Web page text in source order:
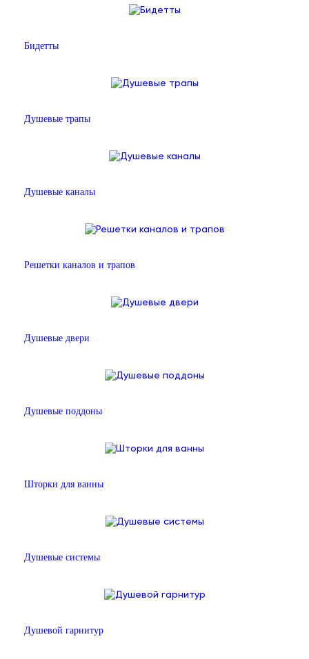
Бидетты
Душевые трапы
Душевые каналы
Решетки каналов и трапов
Душевые двери
Душевые поддоны
Шторки для ванны
Душевые системы
Душевой гарнитур